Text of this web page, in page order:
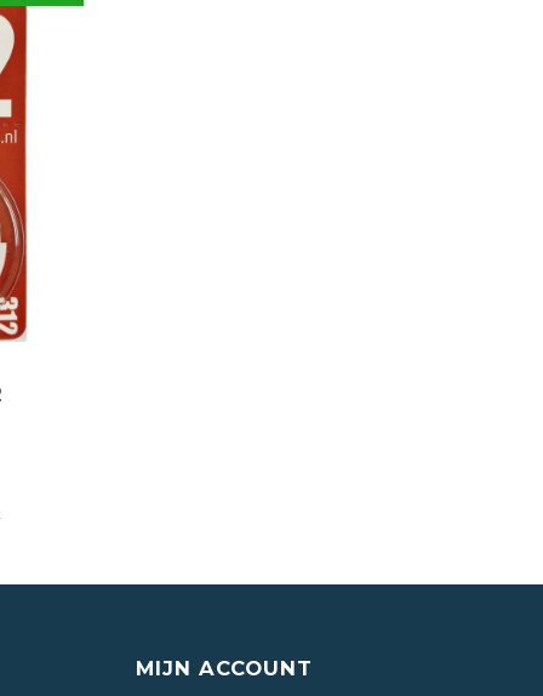
MIJN ACCOUNT